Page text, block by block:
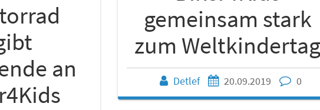
an
gemeinsam stark
zum
Detlef 20.09.2019 0